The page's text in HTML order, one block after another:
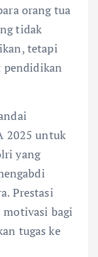
orang tua
tidak
tetapi
pendidikan
2025 untuk
yang
Prestasi
bagi
tugas ke